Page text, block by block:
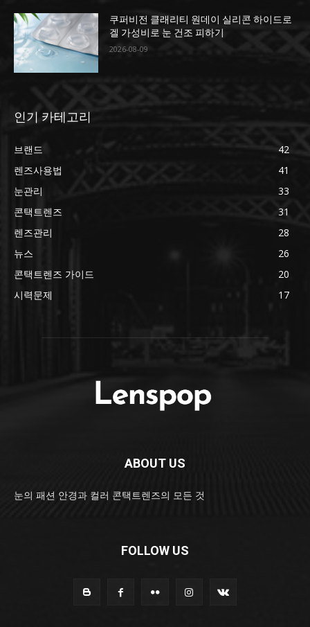
쿠퍼비전 클래리티 원데이 실리콘 하이드로
겔 가성비로 눈 건조 피하기
2026-08-09
인기 카테고리
브랜드
42
렌즈사용법
41
눈관리
33
콘택트렌즈
31
렌즈관리
28
뉴스
26
콘택트렌즈 가이드
20
시력문제
17
ABOUT US
눈의 패션 안경과 컬러 콘택트렌즈의 모든 것
FOLLOW US